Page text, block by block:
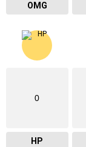
OMG
0
HP